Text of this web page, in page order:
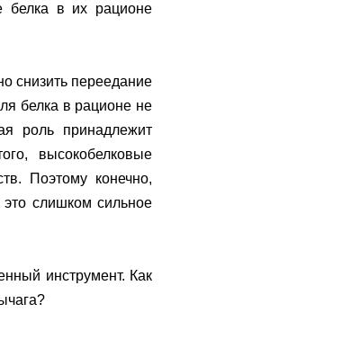
белка в их рационе
снизить переедание
белка в рационе не
роль принадлежит
высокобелковые
Поэтому конечно,
слишком сильное
инструмент. Как